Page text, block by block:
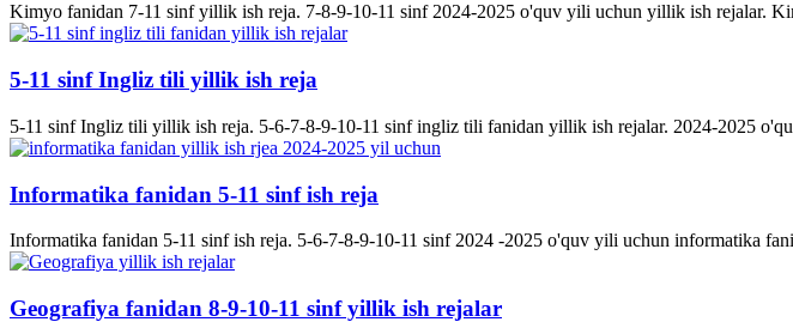
Kimyo fanidan 7-11 sinf yillik ish reja. 7-8-9-10-11 sinf 2024-2025 o'quv yili uchun yillik ish
5-11 sinf Ingliz tili yillik ish reja
5-11 sinf Ingliz tili yillik ish reja. 5-6-7-8-9-10-11 sinf ingliz tili fanidan yillik ish rejalar. 2024-2025
Informatika fanidan 5-11 sinf ish reja
Informatika fanidan 5-11 sinf ish reja. 5-6-7-8-9-10-11 sinf 2024 -2025 o'quv yili uchun informatika
Geografiya fanidan 8-9-10-11 sinf yillik ish rejalar